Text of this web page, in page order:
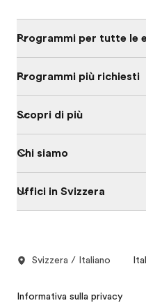
Programmi per tutte le
Programmi più richiesti
Scopri di più
Chi siamo
Uffici in Svizzera
Svizzera / Italiano
Informativa sulla privacy